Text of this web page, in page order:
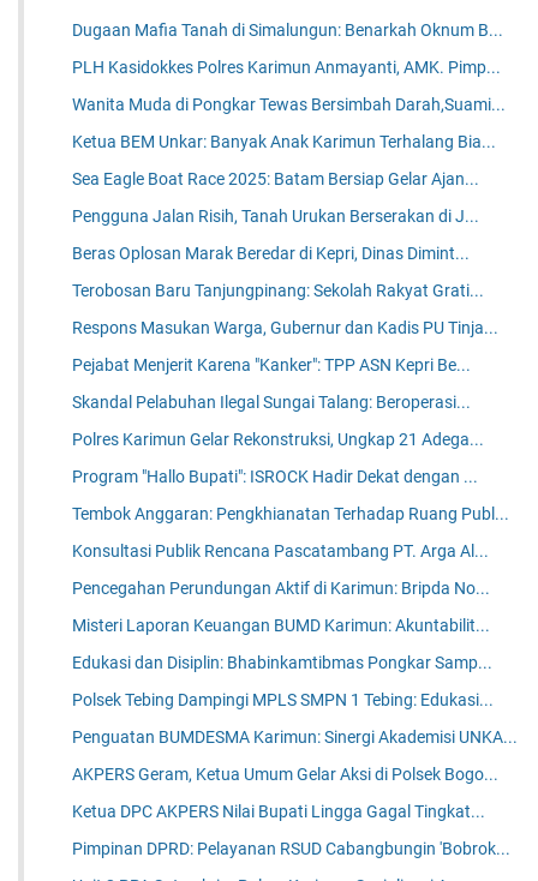
Dugaan Mafia Tanah di Simalungun: Benarkah Oknum B...
PLH Kasidokkes Polres Karimun Anmayanti, AMK. Pimp...
Wanita Muda di Pongkar Tewas Bersimbah Darah,Suami...
Ketua BEM Unkar: Banyak Anak Karimun Terhalang Bia...
Sea Eagle Boat Race 2025: Batam Bersiap Gelar Ajan...
Pengguna Jalan Risih, Tanah Urukan Berserakan di J...
Beras Oplosan Marak Beredar di Kepri, Dinas Dimint...
Terobosan Baru Tanjungpinang: Sekolah Rakyat Grati...
Respons Masukan Warga, Gubernur dan Kadis PU Tinja...
Pejabat Menjerit Karena "Kanker": TPP ASN Kepri Be...
Skandal Pelabuhan Ilegal Sungai Talang: Beroperasi...
Polres Karimun Gelar Rekonstruksi, Ungkap 21 Adega...
Program "Hallo Bupati": ISROCK Hadir Dekat dengan ...
Tembok Anggaran: Pengkhianatan Terhadap Ruang Publ...
Konsultasi Publik Rencana Pascatambang PT. Arga Al...
Pencegahan Perundungan Aktif di Karimun: Bripda No...
Misteri Laporan Keuangan BUMD Karimun: Akuntabilit...
Edukasi dan Disiplin: Bhabinkamtibmas Pongkar Samp...
Polsek Tebing Dampingi MPLS SMPN 1 Tebing: Edukasi...
Penguatan BUMDESMA Karimun: Sinergi Akademisi UNKA...
AKPERS Geram, Ketua Umum Gelar Aksi di Polsek Bogo...
Ketua DPC AKPERS Nilai Bupati Lingga Gagal Tingkat...
Pimpinan DPRD: Pelayanan RSUD Cabangbungin 'Bobrok...